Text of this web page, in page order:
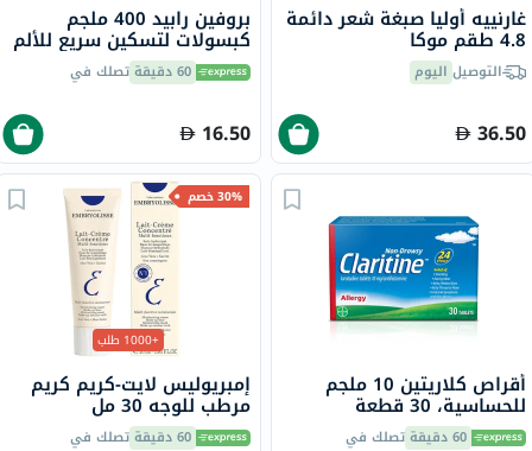
غارنييه أوليا صبغة شعر دائمة
4.8 طقم موكا
التوصيل اليوم
36.50
بروفين رابيد 400 ملجم
كبسولات لتسكين سريع للألم
حزمة من 20
60 دقيقة تصلك في
16.50
أقراص كلاريتين 10 ملجم
للحساسية، 30 قطعة
60 دقيقة تصلك في
30% خصم
+1000 طلب
إمبريوليس لايت-كريم كريم
مرطب للوجه 30 مل
60 دقيقة تصلك في